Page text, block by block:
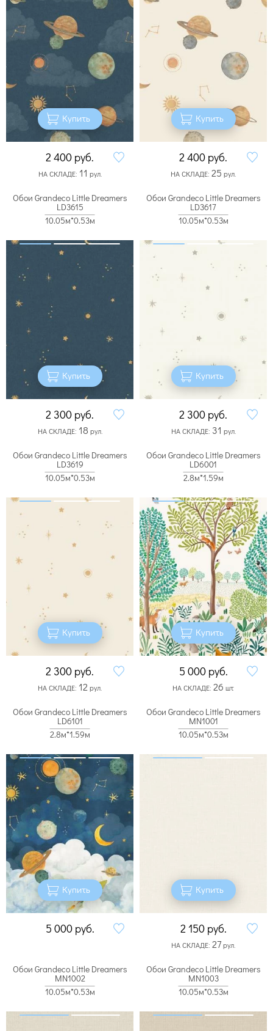
Купить
2 400 руб.
НА СКЛАДЕ: 11 рул.
Купить
2 400 руб.
НА СКЛАДЕ: 25 рул.
Обои Grandeco Little Dreamers
LD3615
10.05м*0.53м
Купить
2 300 руб.
НА СКЛАДЕ: 18 рул.
Обои Grandeco Little Dreamers
LD3617
10.05м*0.53м
Купить
2 300 руб.
НА СКЛАДЕ: 31 рул.
Обои Grandeco Little Dreamers
LD3619
10.05м*0.53м
Купить
2 300 руб.
НА СКЛАДЕ: 12рул.
Обои Grandeco Little Dreamers
LD6001
2.8м*1.59м
Купить
5 000 руб.
НА СКЛАДЕ: 26 шт
Обои Grandeco Little Dreamers
LD6101
2.8м*1.59м
Купить
5 000 руб.
Обои Grandeco Little Dreamers
MN1001
10.05м*0.53м
Купить
2 150 руб.
НА СКЛАДЕ: 27рул.
Обои Grandeco Little Dreamers
MN1002
10.05м*0.53м
Обои Grandeco Little Dreamers
MN1003
10.05м*0.53м